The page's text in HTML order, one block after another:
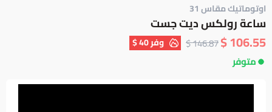
اوتوماتيك مقاس 31
ساعة رولكس ديت جست
106.55 $
146.87 $ وفر40 $
متوفر